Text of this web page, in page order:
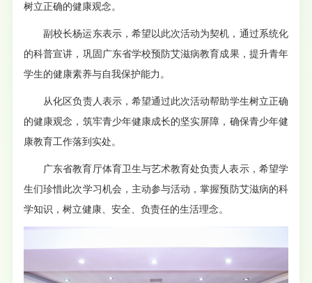
树立正确的健康观念。
副校长杨运东表示，希望以此次活动为契机，通过系统化
的科普宣讲，巩固广东省学校预防艾滋病教育成果，提升青年
学生的健康素养与自我保护能力。
从化区负责人表示，希望通过此次活动帮助学生树立正确
的健康观念，筑牢青少年健康成长的坚实屏障，确保青少年健
康教育工作落到实处。
广东省教育厅体育卫生与艺术教育处负责人表示，希望学
生们珍惜此次学习机会，主动参与活动，掌握预防艾滋病的科
学知识，树立健康、安全、负责任的生活理念。